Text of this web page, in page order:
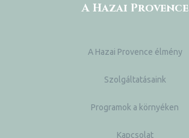
A Hazai Provence
A Hazai Provence élmény
Szolgáltatásaink
Programok a környéken
Kapcsolat